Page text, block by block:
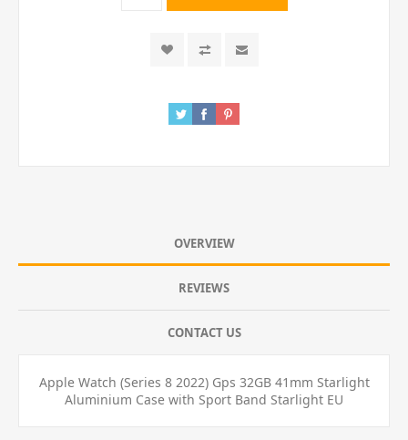
OVERVIEW
REVIEWS
CONTACT US
Apple Watch (Series 8 2022) Gps 32GB 41mm Starlight
Aluminium Case with Sport Band Starlight EU